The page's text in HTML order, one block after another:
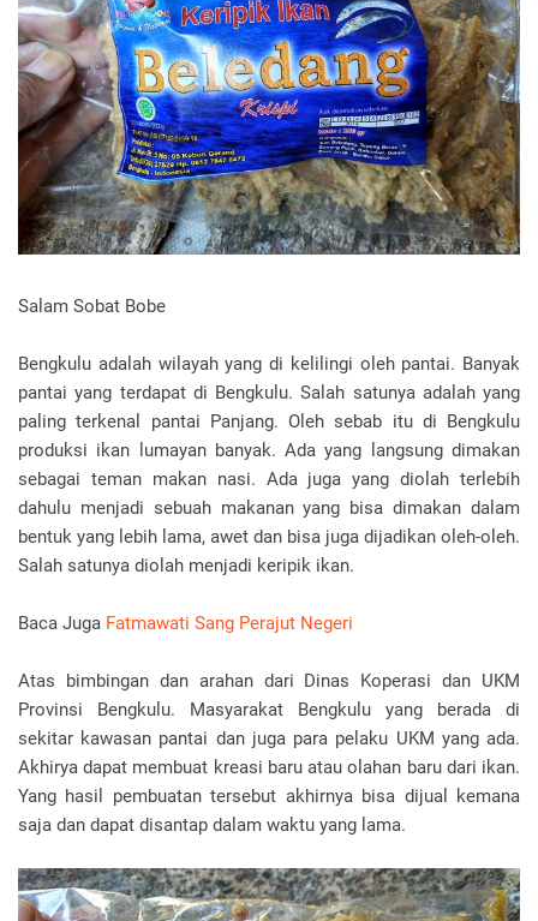
Salam Sobat Bobe
Bengkulu adalah wilayah yang di kelilingi oleh pantai. Banyak
pantai yang terdapat di Bengkulu. Salah satunya adalah yang
paling terkenal pantai Panjang. Oleh sebab itu di Bengkulu
produksi ikan lumayan banyak. Ada yang langsung dimakan
sebagai teman makan nasi. Ada juga yang diolah terlebih
dahulu menjadi sebuah makanan yang bisa dimakan dalam
bentuk yang lebih lama, awet dan bisa juga dijadikan oleh-oleh.
Salah satunya diolah menjadi keripik ikan.
Baca Juga Fatmawati Sang Perajut Negeri
Atas bimbingan dan arahan dari Dinas Koperasi dan UKM
Provinsi Bengkulu. Masyarakat Bengkulu yang berada di
sekitar kawasan pantai dan juga para pelaku UKM yang ada.
Akhirya dapat membuat kreasi baru atau olahan baru dari ikan.
Yang hasil pembuatan tersebut akhirnya bisa dijual kemana
saja dan dapat disantap dalam waktu yang lama.